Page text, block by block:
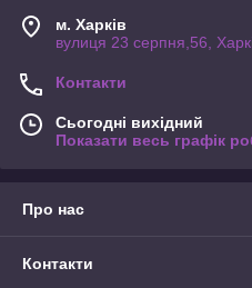
м. Харків
вулиця 23 серпня,56,
Контакти
Сьогодні вихідний
Показати весь графік
Про нас
Контакти